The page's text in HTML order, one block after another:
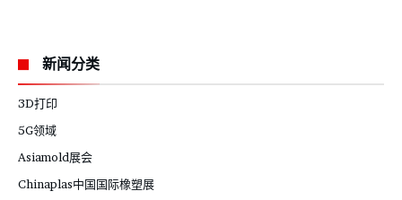
新闻分类
3D打印
5G领域
Asiamold展会
Chinaplas中国国际橡塑展